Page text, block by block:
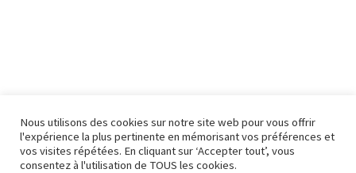
Nous utilisons des cookies sur notre site web pour vous offrir
l'expérience la plus pertinente en mémorisant vos préférences et
vos visites répétées. En cliquant sur ‘Accepter tout’, vous
consentez à l'utilisation de TOUS les cookies.